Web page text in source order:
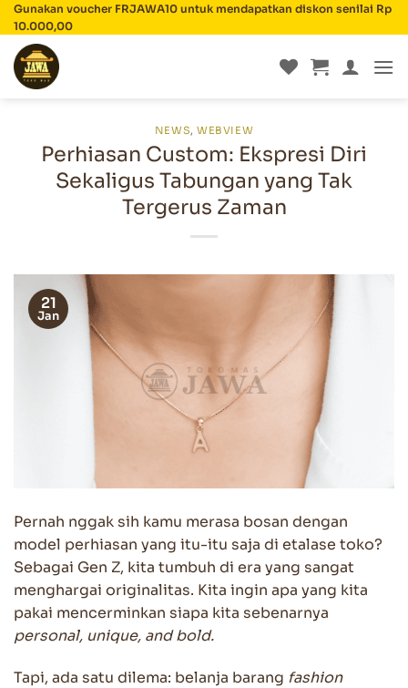
Skip
to
content
Gunakan voucher FRJAWA10 untuk mendapatkan diskon senilai Rp
10.000,00
NEWS,WEBVIEW
Perhiasan Custom: Ekspresi Diri
Sekaligus Tabungan yang Tak
Tergerus Zaman
21
Jan
Pernah nggak sih kamu merasa bosan dengan
model perhiasan yang itu-itu saja di etalase toko?
Sebagai Gen Z, kita tumbuh di era yang sangat
menghargai originalitas. Kita ingin apa yang kita
pakai mencerminkan siapa kita sebenarnya
personal, unique, and bold.
Tapi, ada satu dilema: belanja barang fashion